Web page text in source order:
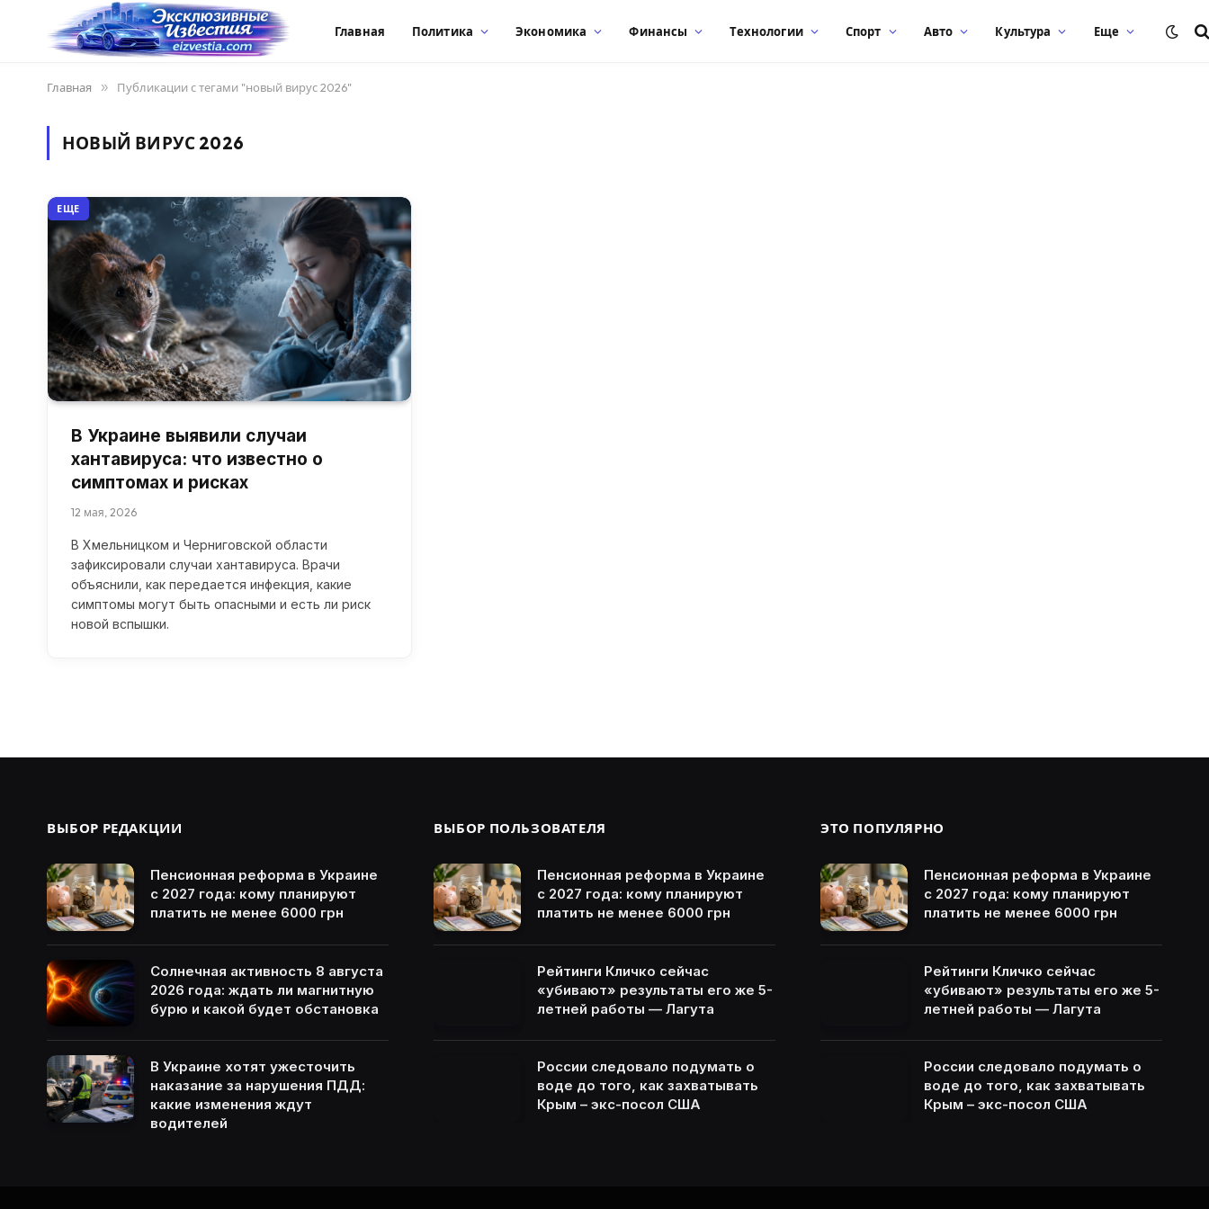
Главная Политика Экономика Финансы Технологии Спорт Авто Культура Еще
Главная » Публикации с тегами "новый вирус 2026"
НОВЫЙ ВИРУС 2026
ЕЩЕ
В Украине выявили случаи
хантавируса: что известно о
симптомах и рисках
12 мая, 2026
В Хмельницком и Черниговской области
зафиксировали случаи хантавируса. Врачи
объяснили, как передается инфекция, какие
симптомы могут быть опасными и есть ли риск
новой вспышки.
ВЫБОР РЕДАКЦИИ
Пенсионная реформа в Украине
с 2027 года: кому планируют
платить не менее 6000 грн
Солнечная активность 8 августа
2026 года: ждать ли магнитную
бурю и какой будет обстановка
В Украине хотят ужесточить
наказание за нарушения ПДД:
какие изменения ждут
водителей
ВЫБОР ПОЛЬЗОВАТЕЛЯ
Пенсионная реформа в Украине
с 2027 года: кому планируют
платить не менее 6000 грн
Рейтинги Кличко сейчас
«убивают» результаты его же 5-
летней работы — Лагута
России следовало подумать о
воде до того, как захватывать
Крым – экс-посол США
ЭТО ПОПУЛЯРНО
Пенсионная реформа в Украине
с 2027 года: кому планируют
платить не менее 6000 грн
Рейтинги Кличко сейчас
«убивают» результаты его же 5-
летней работы — Лагута
России следовало подумать о
воде до того, как захватывать
Крым – экс-посол США